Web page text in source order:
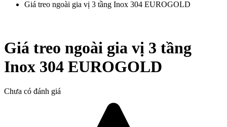
Giá treo ngoài gia vị 3 tầng Inox 304 EUROGOLD
Giá treo ngoài gia vị 3 tầng
Inox 304 EUROGOLD
Chưa có đánh giá